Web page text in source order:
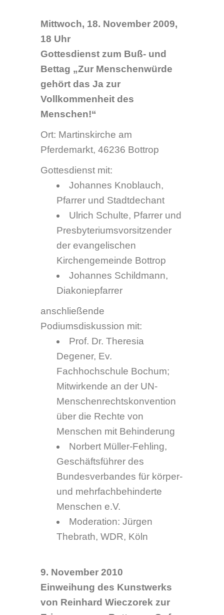
Prof. Dr. Theresia
Degener, Ev.
Fachhochschule Bochum;
Mitwirkende an der UN-
Menschenrechtskonvention
Norbert Müller-Fehling,
Geschäftsführer des
Bundesverbandes für körper-
und mehrfachbehinderte
Menschen e.V.
Thebrath, WDR, Köln
9. November 2010
von Reinhard Wieczorek zur
Erinnerung an Bottroper Opfer
der „Euthanasie“
Ort: Gesundheitsamt der Stadt
Bottrop, Gladbecker Str. 66,
46236 Bottrop
Mittwoch, 10. September 2010,
19 Uhr und 20.30 Uhr
Film „Wohin bringt ihr uns?“
Ort: Kommunales Kino Bottrop,
Blumenstraße 12-14, 46236
Bottrop
Filmvorführung um 19 Uhr und
20.30 Uhr in Anwesenheit der
Filmemacherin Alexandra
Pohlmeier
Opfer der nationalsozialistischen
„Euthanasie“. Nur noch fünf
Angehörige dieser Opfer hat der